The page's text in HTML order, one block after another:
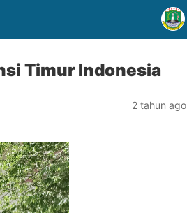
Timur Indonesia
2 tahun ago